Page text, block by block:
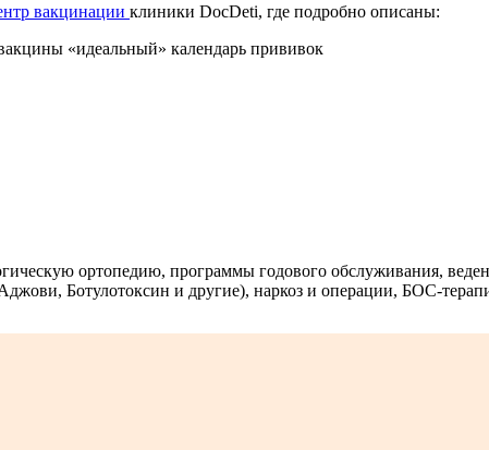
вакцинации клиники DocDeti, где подробно описаны:
«идеальный» календарь прививок
ортопедию, программы годового обслуживания,
Ботулотоксин и другие), наркоз и операции, БОС-